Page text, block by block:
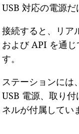
USB 対応の電源だ
接続すると、リア
および API を通
す。
ステーションには
USB 電源、取り
ネルが付属してい